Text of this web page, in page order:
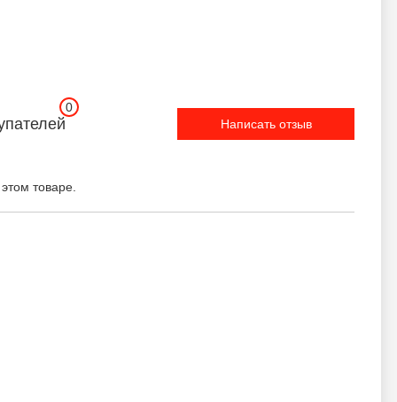
0
Написать отзыв
товаре.